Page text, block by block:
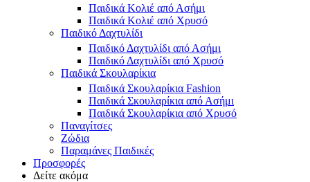
Παιδικά Κολιέ από Ασήμι
Παιδικά Κολιέ από Χρυσό
Παιδικό Δαχτυλίδι
Παιδικό Δαχτυλίδι από Ασήμι
Παιδικό Δαχτυλίδι από Χρυσό
Παιδικά Σκουλαρίκια
Παιδικά Σκουλαρίκια Fashion
Παιδικά Σκουλαρίκια από Ασήμι
Παιδικά Σκουλαρίκια από Χρυσό
Παναγίτσες
Ζώδια
Παραμάνες Παιδικές
Προσφορές
Δείτε ακόμα